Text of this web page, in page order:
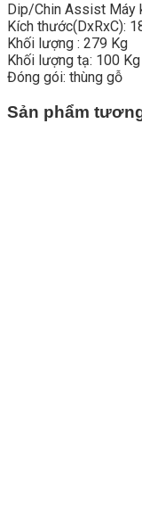
Dip/Chin Assist Máy
Kích thước(DxRxC):
Khối lượng : 279 Kg
Khối lượng tạ: 100 Kg
Đóng gói: thùng gỗ
Sản phẩm